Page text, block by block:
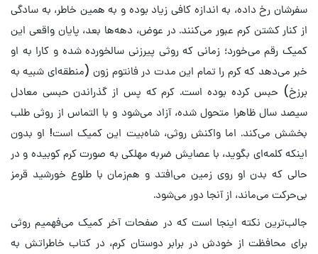
سفرشان رخ داده، به اندازه کافی زیاد بوده و به همین خاطر، به سادگی
از کنار کشتن کرم عبور می‌کنند. در عوض، دهه‌ها بعد، پایان واقعی این
کمیک رقم می‌خورد؛ زمانی که روثی پیرزنی سالخورده شده و کارا به او
خبر می‌دهد که کرم را تمام این مدت در فانتوم زون (منطقه‌ای شبیه به
برزخ) حبس کرده بوده است. کرم که پس از گذراندن حبسی معادل
سیصد سال ظاهرا متحول شده، آزاد می‌شود و با التماس از روثی طلب
بخشش می‌کند. اما واکنش روثی، شاه‌بیت این کمیک است! او بدون
اینکه کلمه‌ای بگوید، با عصایش ضربه مهلکی به صورت کرم کوبیده و در
حالی که بدن او روی زمین می‌افتد و هم‌زمان با طلوع خورشید قرمز
بی‌حرکت می‌ماند، از آنجا دور می‌شود.
جالب‌ترین نکته اینجا است که در صفحات آخر کمیک می‌فهمیم روثی
برای محافظت از خودش در برابر دوستان کرم، در کتاب خاطراتش به